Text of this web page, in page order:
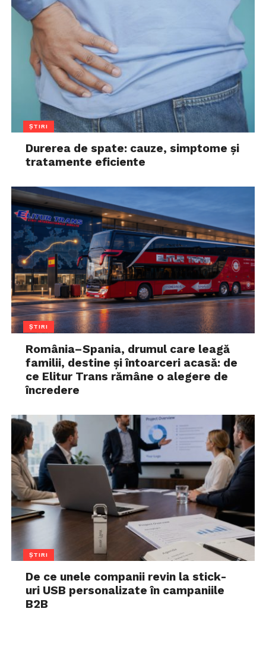
ȘTIRI
Durerea de spate: cauze, simptome și
tratamente eficiente
ȘTIRI
România–Spania, drumul care leagă
familii, destine și întoarceri acasă: de
ce Elitur Trans rămâne o alegere de
încredere
ȘTIRI
De ce unele companii revin la stick-
uri USB personalizate în campaniile
B2B